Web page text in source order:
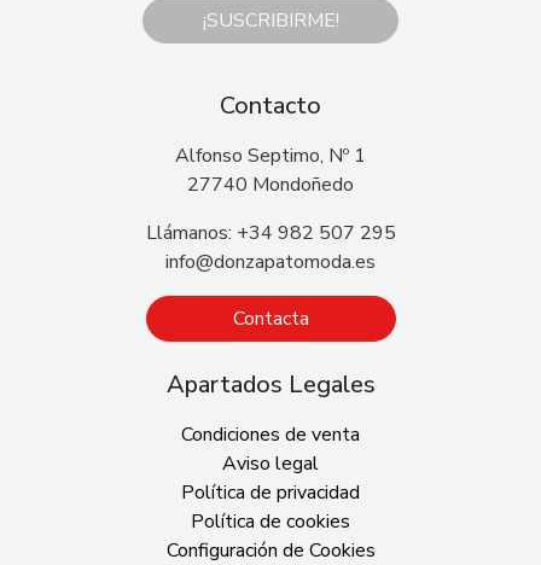
¡SUSCRIBIRME!
Contacto
Alfonso Septimo, Nº 1
27740 Mondoñedo
Llámanos: +34 982 507 295
info@donzapatomoda.es
Contacta
Apartados Legales
Condiciones de venta
Aviso legal
Política de privacidad
Política de cookies
Configuración de Cookies